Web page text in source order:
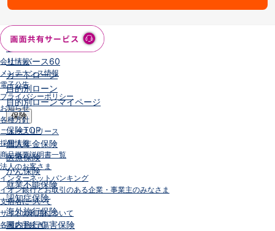
住宅ローン
お借換えの方
フラット35
リ・バース60
カードローン
目的別ローン
目的別ローンマイページ
保険
保険TOP
個人年金保険
医療保険
がん保険
就業不能保険
認知症保険
海外旅行保険
国内旅行傷害保険
会社情報
メンテナンス情報
電子公告
プライバシーポリシー
お知らせ
各種方針
ニュースリリース
採用情報
商品概要説明書一覧
法人のお客さま
インターネットバンキング
イオン銀行とお取引のある企業・事業主のみなさま
支店名について
サイトの利用について
各種お手続き